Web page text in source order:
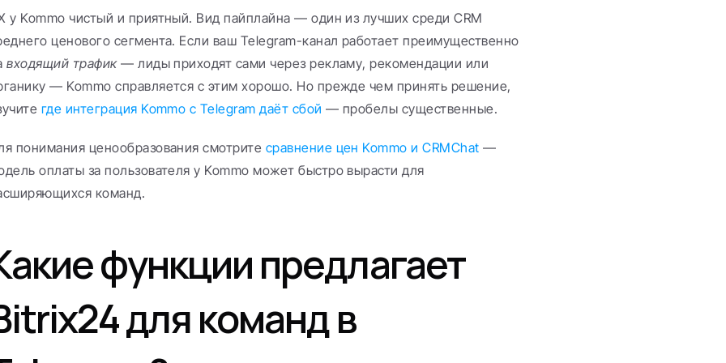
у Kommo чистый и приятный. Вид пайплайна — один из лучших среди CRM
ценового сегмента. Если ваш Telegram-канал работает преимущественно
входящий трафик — лиды приходят сами через рекламу, рекомендации или
— Kommo справляется с этим хорошо. Но прежде чем принять решение,
где интеграция Kommo с Telegram даёт сбой — пробелы существенные.
понимания ценообразования смотрите сравнение цен Kommo и CRMChat —
оплаты за пользователя у Kommo может быстро вырасти для
команд.
функции предлагает
для команд в